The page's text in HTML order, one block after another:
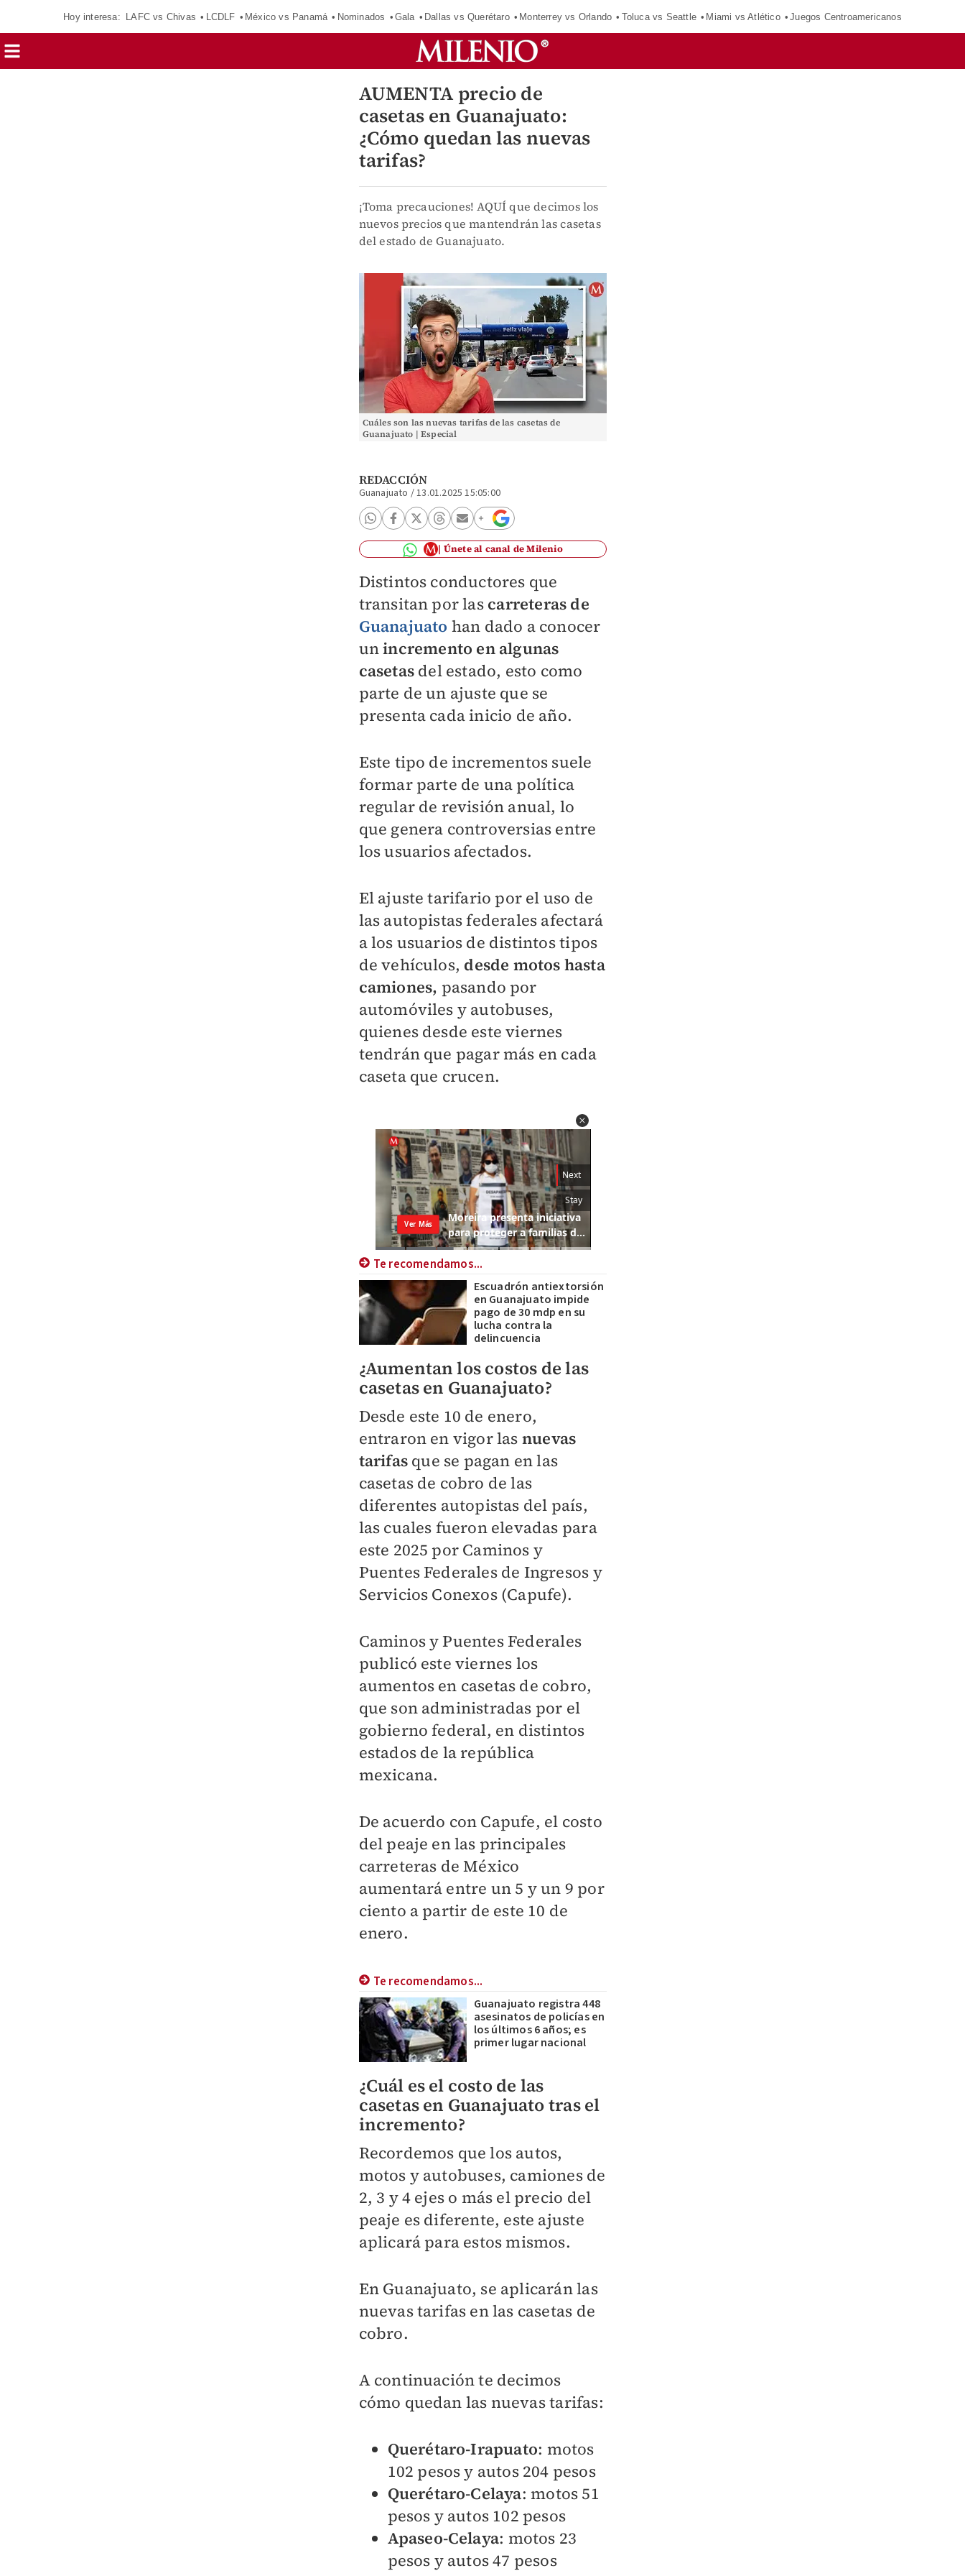
Hoy interesa: LAFC vs Chivas LCDLF México vs Panamá Nominados Gala Dallas vs Querétaro Monterrey vs Orlando Toluca vs Seattle Miami vs Atlético Juegos Centroamericanos
AUMENTA precio de
casetas en Guanajuato:
¿Cómo quedan las nuevas
tarifas?
¡Toma precauciones! AQUÍ que decimos los
nuevos precios que mantendrán las casetas
del estado de Guanajuato.
Cuáles son las nuevas tarifas de las casetas de
Guanajuato | Especial
REDACCIÓN
Guanajuato /13.01.2025 15:05:00
Únete al canal de Milenio
Distintos conductores que
transitan por las carreteras de
Guanajuato han dado a conocer
unincremento en algunas
casetas del estado, esto como
parte de un ajuste que se
presenta cada inicio de año.
Este tipo de incrementos suele
formar parte de una política
regular de revisión anual, lo
que genera controversias entre
los usuarios afectados.
El ajuste tarifario por el uso de
las autopistas federales afectará
a los usuarios de distintos tipos
de vehículos, desde motos hasta
camiones, pasando por
automóviles y autobuses,
quienes desde este viernes
tendrán que pagar más en cada
caseta que crucen.
Te recomendamos...
Escuadrón antiextorsión
en Guanajuato impide
pago de 30 mdp en su
lucha contra la
delincuencia
¿Aumentan los costos de las
casetas en Guanajuato?
Desde este 10 de enero,
entraron en vigor las nuevas
tarifas que se pagan en las
casetas de cobro de las
diferentes autopistas del país,
las cuales fueron elevadas para
este 2025 por Caminos y
Puentes Federales de Ingresos y
Servicios Conexos (Capufe).
Caminos y Puentes Federales
publicó este viernes los
aumentos en casetas de cobro,
que son administradas por el
gobierno federal, en distintos
estados de la república
mexicana.
De acuerdo con Capufe, el costo
del peaje en las principales
carreteras de México
aumentará entre un 5 y un 9 por
ciento a partir de este 10 de
enero.
Te recomendamos...
Guanajuato registra 448
asesinatos de policías en
los últimos 6 años; es
primer lugar nacional
¿Cuál es el costo de las
casetas en Guanajuato tras el
incremento?
Recordemos que los autos,
motos y autobuses, camiones de
2, 3 y 4 ejes o más el precio del
peaje es diferente, este ajuste
aplicará para estos mismos.
En Guanajuato, se aplicarán las
nuevas tarifas en las casetas de
cobro.
A continuación te decimos
cómo quedan las nuevas tarifas:
Querétaro-Irapuato: motos
102 pesos y autos 204 pesos
Querétaro-Celaya: motos 51
pesos y autos 102 pesos
Apaseo-Celaya: motos 23
pesos y autos 47 pesos